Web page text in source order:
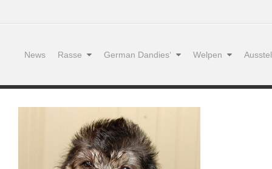
News Rasse German Dandies‘ Welpen